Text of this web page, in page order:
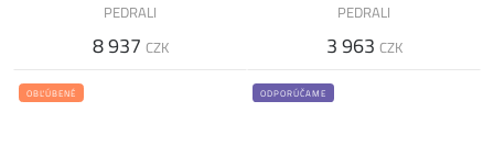
PEDRALI
8 937 CZK
PEDRALI
3 963 CZK
OBĽÚBENÉ ODPORÚČAME